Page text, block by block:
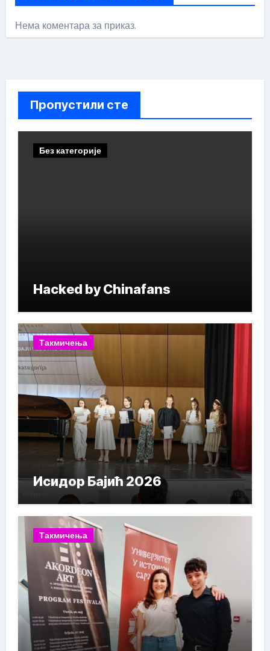
Нема коментара за приказ.
Пропустили сте
Без категорије
Hacked by Chinafans
Такмичења
Исидор Бајић 2026
Такмичења